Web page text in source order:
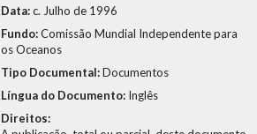
Data:c. Julho de 1996
Fundo:Comissão Mundial Independente para
os Oceanos
Tipo Documental:Documentos
Língua do Documento: Inglês
Direitos: